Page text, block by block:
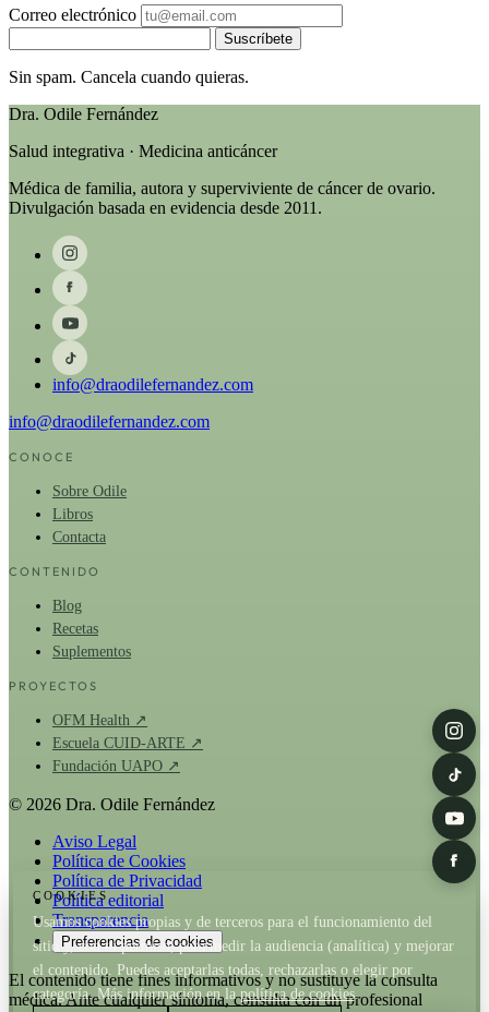
Correo electrónico
Suscríbete
Sin spam. Cancela cuando quieras.
Dra. Odile Fernández
Salud integrativa · Medicina anticáncer
Médica de familia, autora y superviviente de cáncer de ovario.
Divulgación basada en evidencia desde 2011.
info@draodilefernandez.com
info@draodilefernandez.com
CONOCE
Sobre Odile
Libros
Contacta
CONTENIDO
Blog
Recetas
Suplementos
PROYECTOS
OFM Health ↗
Escuela CUID-ARTE ↗
Fundación UAPO ↗
© 2026 Dra. Odile Fernández
Aviso Legal
Política de Cookies
Política de Privacidad
Política editorial
Transparencia
Preferencias de cookies
El contenido tiene fines informativos y no sustituye la consulta
médica. Ante cualquier síntoma, consulta con un profesional
COOKIES
Usamos cookies propias y de terceros para el funcionamiento del
sitio y, con tu permiso, para medir la audiencia (analítica) y mejorar
el contenido. Puedes aceptarlas todas, rechazarlas o elegir por
categoría. Más información en lapolítica de cookies.